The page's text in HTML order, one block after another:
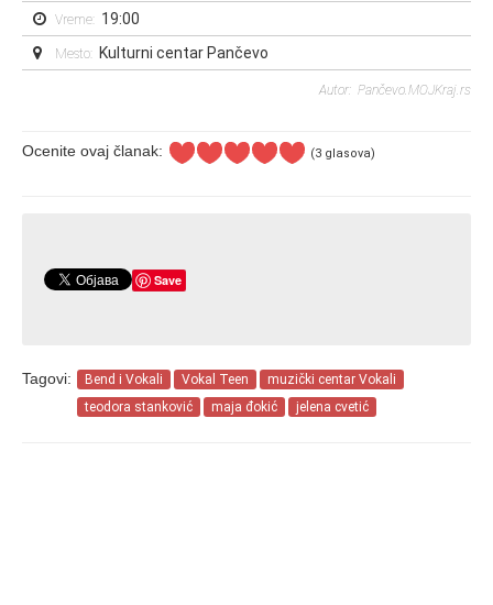
Vreme: 19:00
Mesto: Kulturni centar Pančevo
Autor: Pančevo.MOJKraj.rs
Ocenite ovaj članak: (3 glasova)
Save
Tagovi: Bend i Vokali Vokal Teen
muzički centar Vokali
teodora stanković
maja đokić jelena cvetić